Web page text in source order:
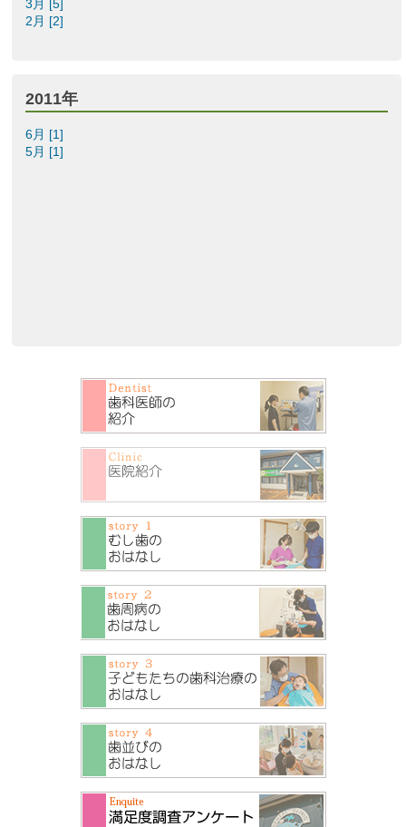
3月 [5]
2月 [2]
2011年
6月 [1]
5月 [1]